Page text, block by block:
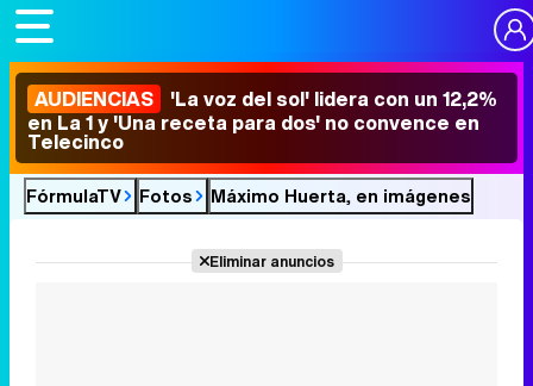
AUDIENCIAS 'La voz del sol' lidera con un 12,2%
en La 1 y 'Una receta para dos' no convence en
Telecinco
FórmulaTV Fotos Máximo Huerta, en imágenes
Eliminar anuncios